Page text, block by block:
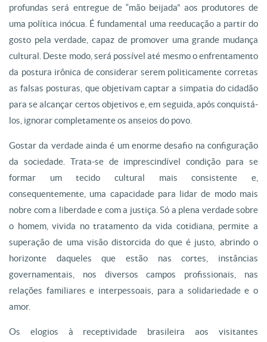
profundas será entregue de “mão beijada” aos produtores de
uma política inócua. É fundamental uma reeducação a partir do
gosto pela verdade, capaz de promover uma grande mudança
cultural. Deste modo, será possível até mesmo o enfrentamento
da postura irônica de considerar serem politicamente corretas
as falsas posturas, que objetivam captar a simpatia do cidadão
para se alcançar certos objetivos e, em seguida, após conquistá-
los, ignorar completamente os anseios do povo.
Gostar da verdade ainda é um enorme desafio na configuração
da sociedade. Trata-se de imprescindível condição para se
formar um tecido cultural mais consistente e,
consequentemente, uma capacidade para lidar de modo mais
nobre com a liberdade e com a justiça. Só a plena verdade sobre
o homem, vivida no tratamento da vida cotidiana, permite a
superação de uma visão distorcida do que é justo, abrindo o
horizonte daqueles que estão nas cortes, instâncias
governamentais, nos diversos campos profissionais, nas
relações familiares e interpessoais, para a solidariedade e o
amor.
Os elogios à receptividade brasileira aos visitantes